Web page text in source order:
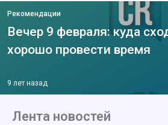
Рекомендации
Вечер 9 февраля: куда
хорошо провести время
9 лет назад
Лента новостей